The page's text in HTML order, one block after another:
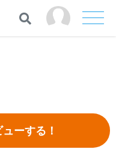
ーする！